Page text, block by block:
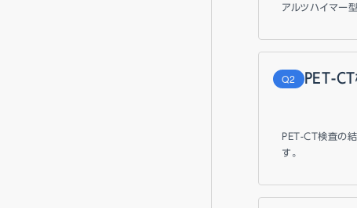
アルツハイマー
Q PET-CT
PET-CT検査の
す。